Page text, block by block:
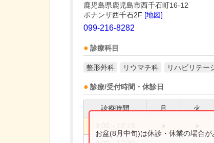
鹿児島県鹿児島市西千石町16-12
ボナンザ西千石2F [地図]
099-216-8282
診療科目
整形外科 リウマチ科 リハビリテー
診療/受付時間・休診日
診療時間 月 火
お盆(8月中旬)は休診・休業の場合